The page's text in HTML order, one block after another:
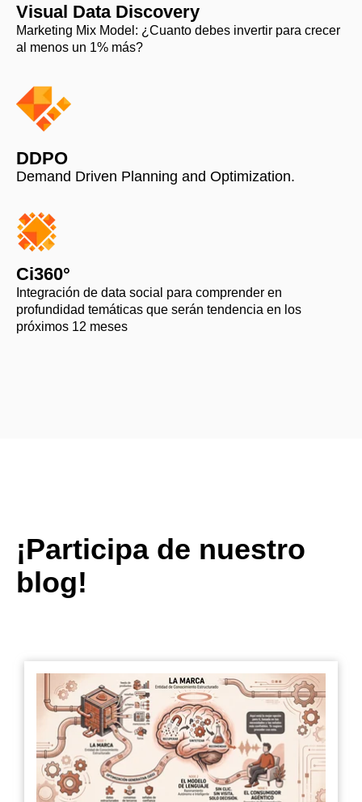
Visual Data Discovery
Marketing Mix Model: ¿Cuanto debes invertir para crecer
al menos un 1% más?
DDPO
Demand Driven Planning and Optimization.
Ci360°
Integración de data social para comprender en
profundidad temáticas que serán tendencia en los
próximos 12 meses
¡Participa de nuestro
blog!